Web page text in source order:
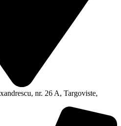
nr. 26 A, Targoviste,